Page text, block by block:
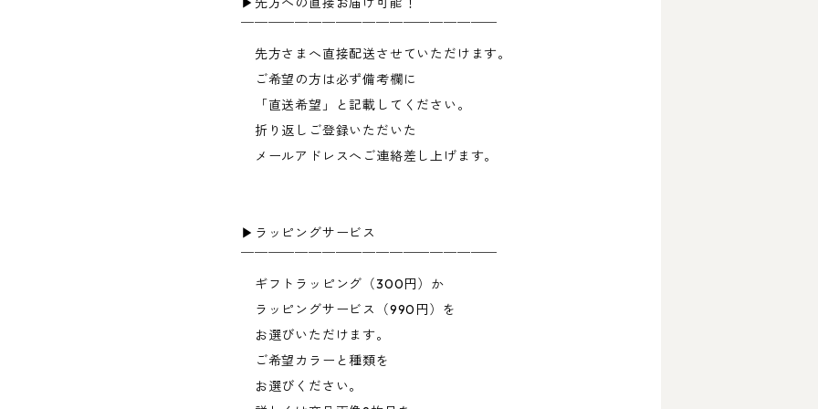
￣￣￣￣￣￣￣￣￣￣￣￣￣￣￣￣￣￣￣
先方さまへ直接配送させていただけます。
ご希望の方は必ず備考欄に
「直送希望」と記載してください。
折り返しご登録いただいた
メールアドレスへご連絡差し上げます。
▶︎ラッピングサービス
￣￣￣￣￣￣￣￣￣￣￣￣￣￣￣￣￣￣￣
ギフトラッピング（300円）か
ラッピングサービス（990円）を
お選びいただけます。
ご希望カラーと種類を
お選びください。